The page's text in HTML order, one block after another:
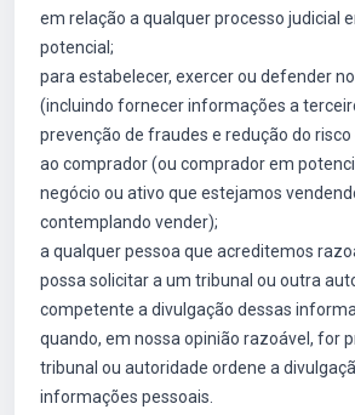
em relação a qualquer processo judicial
potencial;
para estabelecer, exercer ou defender
(incluindo fornecer informações a
prevenção de fraudes e redução do risco
ao comprador (ou comprador em
negócio ou ativo que estejamos
contemplando vender);
a qualquer pessoa que acreditemos
possa solicitar a um tribunal ou outra
competente a divulgação dessas
quando, em nossa opinião razoável, for
tribunal ou autoridade ordene a
informações pessoais.